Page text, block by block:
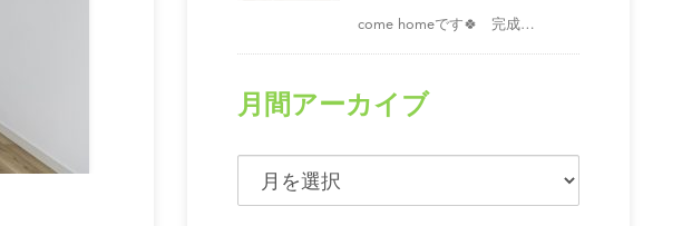
come homeです🍀 完成…
月間アーカイブ